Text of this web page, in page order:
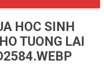
HOC SINH
TUONG LAI